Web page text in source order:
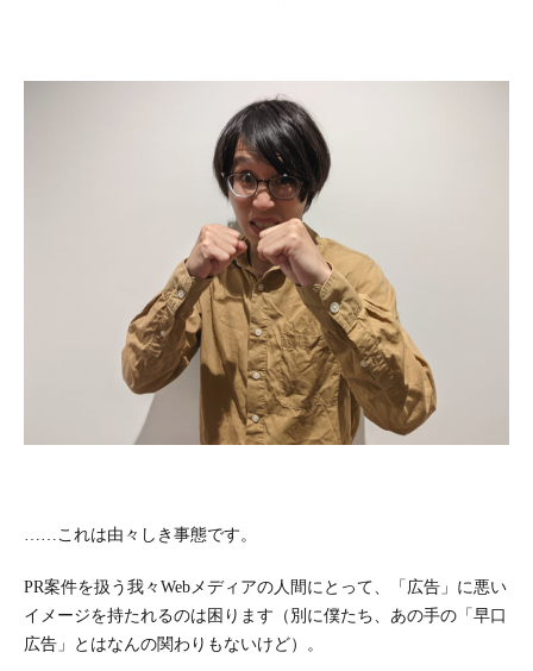
……これは由々しき事態です。
PR案件を扱う我々Webメディアの人間にとって、「広告」に悪い
イメージを持たれるのは困ります（別に僕たち、あの手の「早口
広告」とはなんの関わりもないけど）。